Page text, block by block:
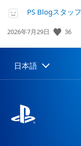
PS Blogスタッフ
公
日:
2026年7月29日 36
Select
a
Current
region:
日本語